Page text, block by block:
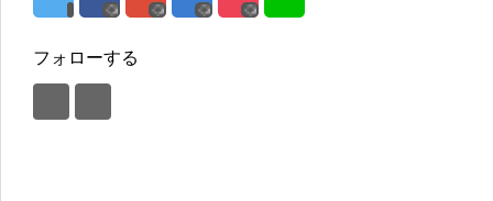
フォローする